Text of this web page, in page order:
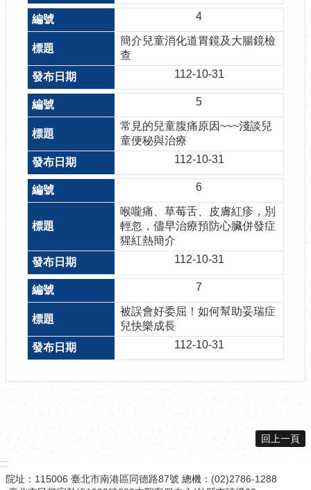
4
簡介兒童消化道胃鏡及大腸鏡檢
查
112-10-31
5
常見的兒童腹痛原因~~~淺談兒
童便秘與治療
112-10-31
6
喉嚨痛、草莓舌、皮膚紅疹，別
輕忽，儘早治療預防心臟併發症
猩紅熱簡介
112-10-31
7
被誤會好委屈！如何幫助妥瑞症
兒快樂成長
112-10-31
回上一頁
:::
院址：115006 臺北市南港區同德路87號 總機：(02)2786-1288